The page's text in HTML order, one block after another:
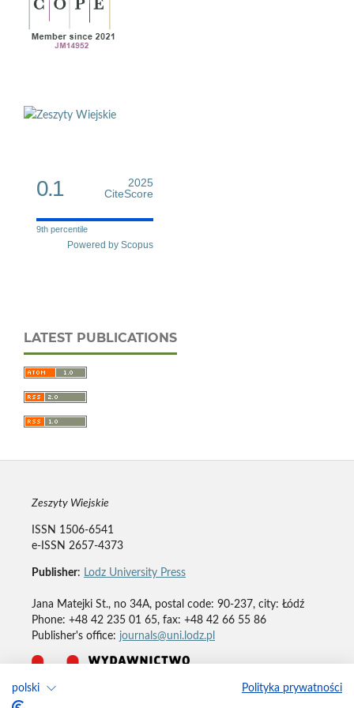
polski Polityka prywatności
0.1
2025
CiteScore
9th percentile
Powered by Scopus
LATEST PUBLICATIONS
Zeszyty Wiejskie
ISSN 1506-6541
e-ISSN 2657-4373
Publisher: Lodz University Press
Jana Matejki St., no 34A, postal code: 90-237, city: Łódź
Phone: +48 42 235 01 65, fax: +48 42 66 55 86
Publisher's office: journals@uni.lodz.pl